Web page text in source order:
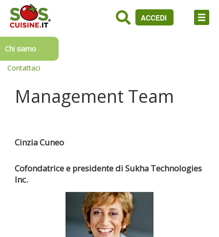
ACCEDI
Chi siamo
Contattaci
Management Team
Cinzia Cuneo
Cofondatrice e presidente di Sukha Technologies
Inc.